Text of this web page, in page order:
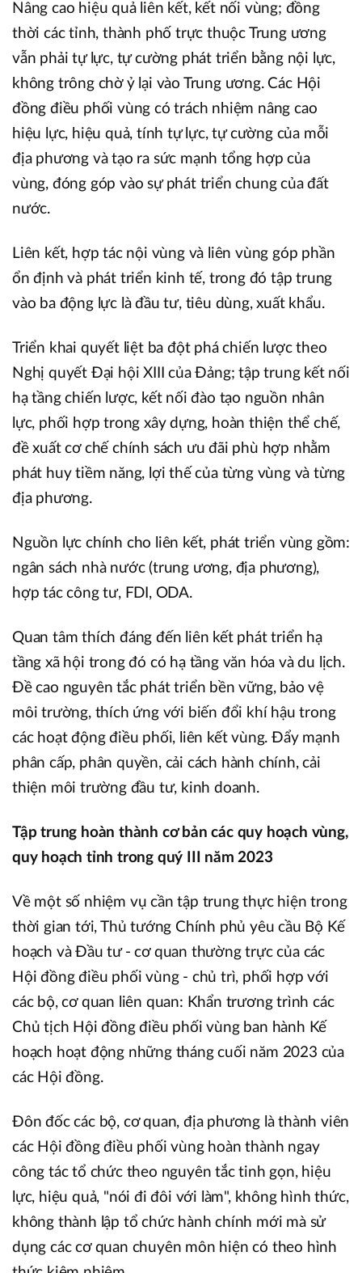
Nâng cao hiệu quả liên kết, kết nối vùng; đồng
thời các tỉnh, thành phố trực thuộc Trung ương
vẫn phải tự lực, tự cường phát triển bằng nội lực,
không trông chờ ỷ lại vào Trung ương. Các Hội
đồng điều phối vùng có trách nhiệm nâng cao
hiệu lực, hiệu quả, tính tự lực, tự cường của mỗi
địa phương và tạo ra sức mạnh tổng hợp của
vùng, đóng góp vào sự phát triển chung của đất
nước.
Liên kết, hợp tác nội vùng và liên vùng góp phần
ổn định và phát triển kinh tế, trong đó tập trung
vào ba động lực là đầu tư, tiêu dùng, xuất khẩu.
Triển khai quyết liệt ba đột phá chiến lược theo
Nghị quyết Đại hội XIII của Đảng; tập trung kết nối
hạ tầng chiến lược, kết nối đào tạo nguồn nhân
lực, phối hợp trong xây dựng, hoàn thiện thể chế,
đề xuất cơ chế chính sách ưu đãi phù hợp nhằm
phát huy tiềm năng, lợi thế của từng vùng và từng
địa phương.
Nguồn lực chính cho liên kết, phát triển vùng gồm:
ngân sách nhà nước (trung ương, địa phương),
hợp tác công tư, FDI, ODA.
Quan tâm thích đáng đến liên kết phát triển hạ
tầng xã hội trong đó có hạ tầng văn hóa và du lịch.
Đề cao nguyên tắc phát triển bền vững, bảo vệ
môi trường, thích ứng với biến đổi khí hậu trong
các hoạt động điều phối, liên kết vùng. Đẩy mạnh
phân cấp, phân quyền, cải cách hành chính, cải
thiện môi trường đầu tư, kinh doanh.
Tập trung hoàn thành cơ bản các quy hoạch vùng,
quy hoạch tỉnh trong quý III năm 2023
Về một số nhiệm vụ cần tập trung thực hiện trong
thời gian tới, Thủ tướng Chính phủ yêu cầu Bộ Kế
hoạch và Đầu tư - cơ quan thường trực của các
Hội đồng điều phối vùng - chủ trì, phối hợp với
các bộ, cơ quan liên quan: Khẩn trương trình các
Chủ tịch Hội đồng điều phối vùng ban hành Kế
hoạch hoạt động những tháng cuối năm 2023 của
các Hội đồng.
Đôn đốc các bộ, cơ quan, địa phương là thành viên
các Hội đồng điều phối vùng hoàn thành ngay
công tác tổ chức theo nguyên tắc tinh gọn, hiệu
lực, hiệu quả, "nói đi đôi với làm", không hình thức,
không thành lập tổ chức hành chính mới mà sử
dụng các cơ quan chuyên môn hiện có theo hình